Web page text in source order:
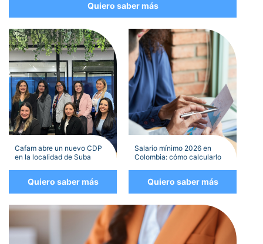
Quiero saber más
Cafam abre un nuevo CDP
en la localidad de Suba
Quiero saber más
Salario mínimo 2026 en
Colombia: cómo calcularlo
Quiero saber más